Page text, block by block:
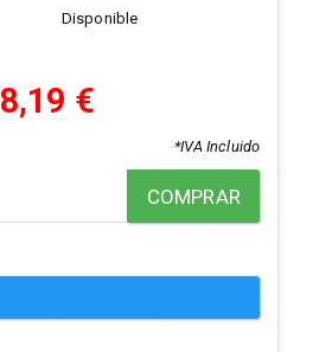
Disponible
8,19 €
*IVA Incluido
COMPRAR